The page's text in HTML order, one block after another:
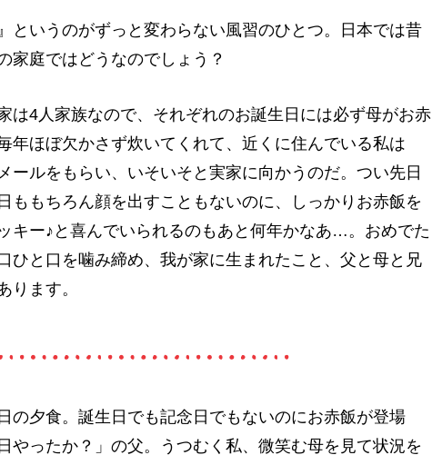
というのがずっと変わらない風習のひとつ。日本では昔
家庭ではどうなのでしょう？
は4人家族なので、それぞれのお誕生日には必ず母がお赤
年ほぼ欠かさず炊いてくれて、近くに住んでいる私は
ールをもらい、いそいそと実家に向かうのだ。つい先日
ももちろん顔を出すこともないのに、しっかりお赤飯を
キー♪と喜んでいられるのもあと何年かなあ…。おめでた
ひと口を噛み締め、我が家に生まれたこと、父と母と兄
ります。
の夕食。誕生日でも記念日でもないのにお赤飯が登場
やったか？」の父。うつむく私、微笑む母を見て状況を